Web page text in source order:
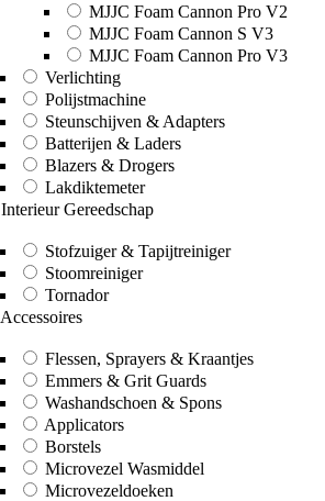
MJJC Foam Cannon Pro V2
MJJC Foam Cannon S V3
MJJC Foam Cannon Pro V3
Verlichting
Polijstmachine
Steunschijven & Adapters
Batterijen & Laders
Blazers & Drogers
Lakdiktemeter
Interieur Gereedschap
Stofzuiger & Tapijtreiniger
Stoomreiniger
Tornador
Accessoires
Flessen, Sprayers & Kraantjes
Emmers & Grit Guards
Washandschoen & Spons
Applicators
Borstels
Microvezel Wasmiddel
Microvezeldoeken